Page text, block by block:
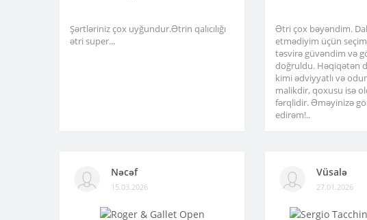
Şərtləriniz çox uyğundur.Ətrin qalıcılığı
ətri super...
Ətri çox bəyəndim.
etmədiyim üçün
təsvirə güvəndim və
doğruldu. Həqiqətən
kimi ədviyyatlı və
malikdir, qoxusu isə
fərqlidir. Əməyinizə
edirəm!..
Nəcəf
15.03.2026
Vüsalə
27.01.2026